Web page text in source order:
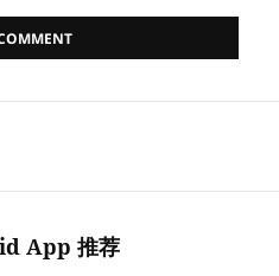
App 推荐